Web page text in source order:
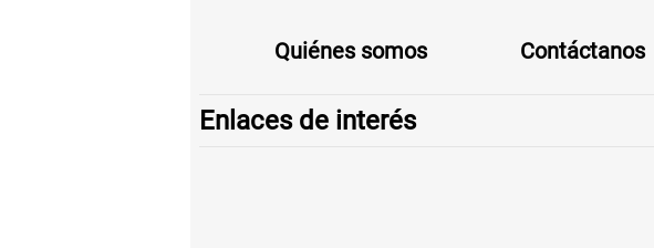
Quiénes somos Contáctanos
Enlaces de interés